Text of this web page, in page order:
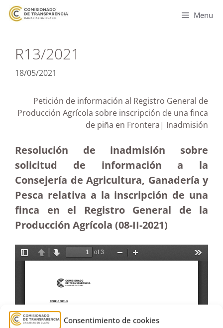
Consentimiento de cookies
Menu
R13/2021
18/05/2021
Petición de información al Registro General de
Producción Agrícola sobre inscripción de una finca
de piña en Frontera| Inadmisión
Resolución de inadmisión sobre
solicitud de información a la
Consejería de Agricultura, Ganadería y
Pesca relativa a la inscripción de una
finca en el Registro General de la
Producción Agrícola (08-II-2021)